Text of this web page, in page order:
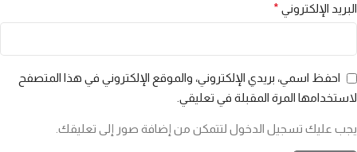
البريد الإلكتروني *
احفظ اسمي، بريدي الإلكتروني، والموقع الإلكتروني في هذا المتصفح
لاستخدامها المرة المقبلة في تعليقي.
يجب عليك تسجيل الدخول لتتمكن من إضافة صور إلى تعليقك.